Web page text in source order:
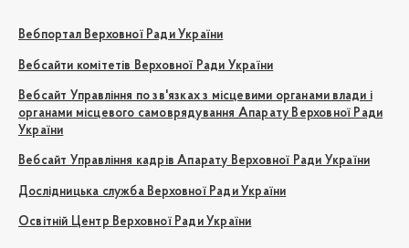
Вебпортал Верховної Ради України
Вебсайти комітетів Верховної Ради України
Вебсайт Управління по зв'язках з місцевими органами влади і
органами місцевого самоврядування Апарату Верховної Ради
України
Вебсайт Управління кадрів Апарату Верховної Ради України
Дослідницька служба Верховної Ради України
Освітній Центр Верховної Ради України